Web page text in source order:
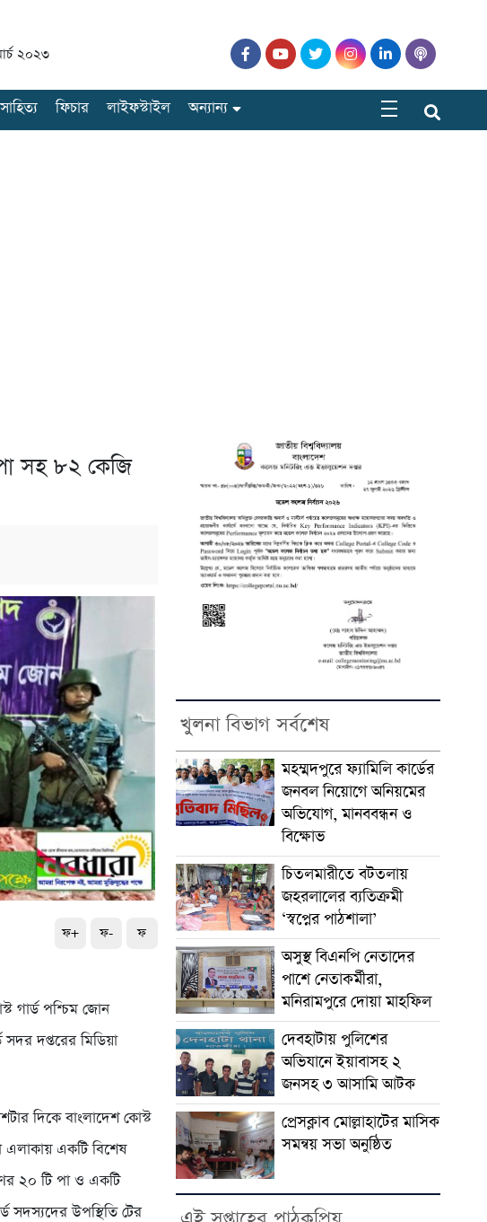
২০২৩
সাহিত্য ফিচার লাইফস্টাইল অন্যান্য
সহ ৮২ কেজি
ফ+ ফ- ফ
গার্ড পশ্চিম জোন
দপ্তরের মিডিয়া
দিকে বাংলাদেশ কোস্ট
এলাকায় একটি বিশেষ
২০ টি পা ও একটি
সদস্যদের উপস্থিতি টের
খুলনা বিভাগ সর্বশেষ
মহম্মদপুরে ফ্যামিলি কার্ডের
জনবল নিয়োগে অনিয়মের
অভিযোগ, মানববন্ধন ও
বিক্ষোভ
চিতলমারীতে বটতলায়
জহরলালের ব্যতিক্রমী
‘স্বপ্নের পাঠশালা’
অসুস্থ বিএনপি নেতাদের
পাশে নেতাকর্মীরা,
মনিরামপুরে দোয়া মাহফিল
দেবহাটায় পুলিশের
অভিযানে ইয়াবাসহ ২
জনসহ ৩ আসামি আটক
প্রেসক্লাব মোল্লাহাটের মাসিক
সমন্বয় সভা অনুষ্ঠিত